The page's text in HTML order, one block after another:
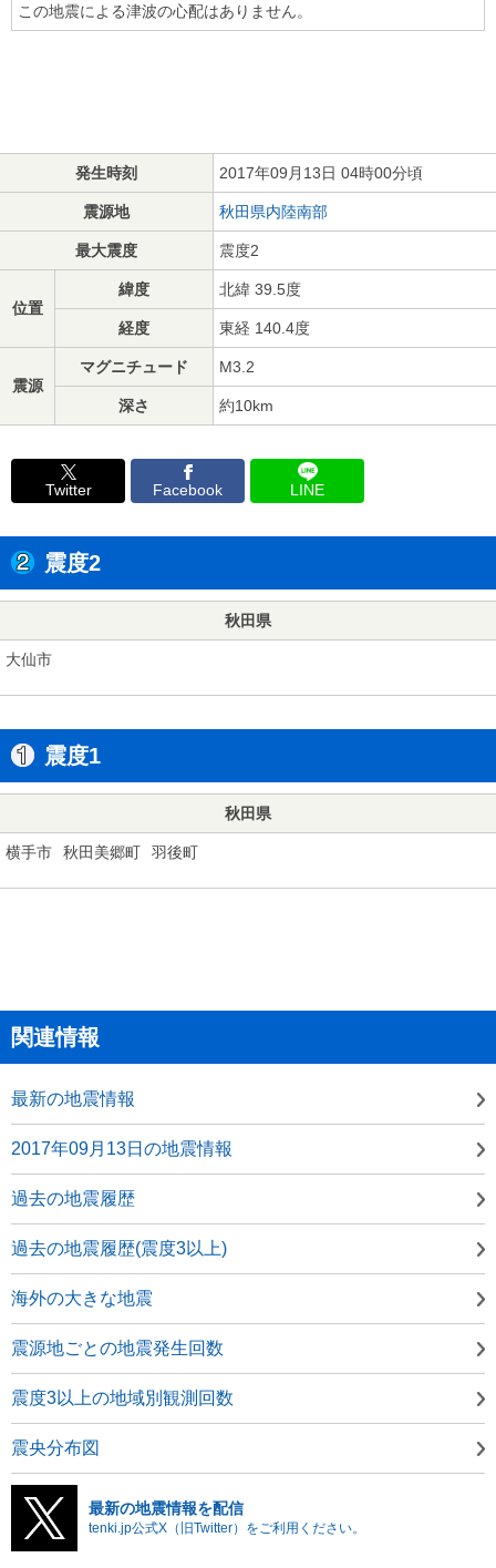
この地震による津波の心配はありません。
発生時刻 2017年09月13日 04時00分頃
震源地 秋田県内陸南部
最大震度 震度2
位置
緯度 北緯 39.5度
経度 東経 140.4度
震源
マグニチュード M3.2
深さ 約10km
Twitter Facebook LINE
震度2
秋田県
大仙市
震度1
秋田県
横手市 秋田美郷町 羽後町
関連情報
最新の地震情報
2017年09月13日の地震情報
過去の地震履歴
過去の地震履歴(震度3以上)
海外の大きな地震
震源地ごとの地震発生回数
震度3以上の地域別観測回数
震央分布図
最新の地震情報を配信
tenki.jp公式X（旧Twitter）をご利用ください。